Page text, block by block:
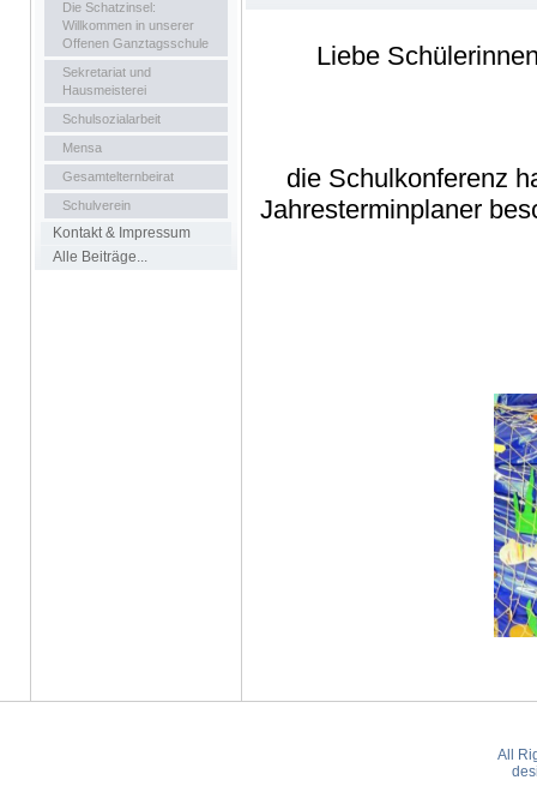
Die Schatzinsel:
Willkommen in unserer
Offenen Ganztagsschule
Sekretariat und
Hausmeisterei
Schulsozialarbeit
Mensa
Gesamtelternbeirat
Schulverein
Kontakt & Impressum
Alle Beiträge...
Liebe
die Schulkonferenz
Jahresterminplaner
All